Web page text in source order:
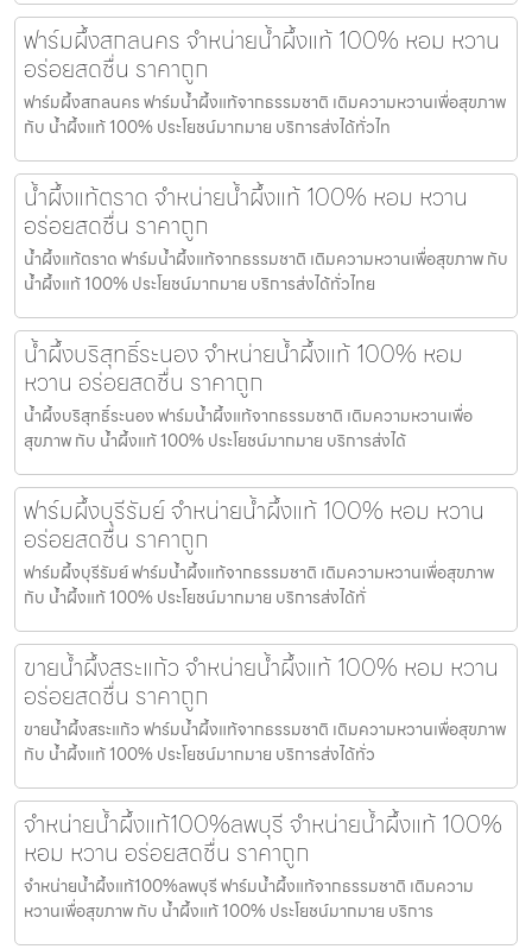
ฟาร์มผึ้งสกลนคร จำหน่ายน้ำผึ้งแท้ 100% หอม หวาน
อร่อยสดชื่น ราคาถูก
ฟาร์มผึ้งสกลนคร ฟาร์มน้ำผึ้งแท้จากธรรมชาติ เติมความหวานเพื่อสุขภาพ
กับ น้ำผึ้งแท้ 100% ประโยชน์มากมาย บริการส่งได้ทั่วไท
น้ำผึ้งแท้ตราด จำหน่ายน้ำผึ้งแท้ 100% หอม หวาน
อร่อยสดชื่น ราคาถูก
น้ำผึ้งแท้ตราด ฟาร์มน้ำผึ้งแท้จากธรรมชาติ เติมความหวานเพื่อสุขภาพ กับ
น้ำผึ้งแท้ 100% ประโยชน์มากมาย บริการส่งได้ทั่วไทย
น้ำผึ้งบริสุทธิ์ระนอง จำหน่ายน้ำผึ้งแท้ 100% หอม
หวาน อร่อยสดชื่น ราคาถูก
น้ำผึ้งบริสุทธิ์ระนอง ฟาร์มน้ำผึ้งแท้จากธรรมชาติ เติมความหวานเพื่อ
สุขภาพ กับ น้ำผึ้งแท้ 100% ประโยชน์มากมาย บริการส่งได้
ฟาร์มผึ้งบุรีรัมย์ จำหน่ายน้ำผึ้งแท้ 100% หอม หวาน
อร่อยสดชื่น ราคาถูก
ฟาร์มผึ้งบุรีรัมย์ ฟาร์มน้ำผึ้งแท้จากธรรมชาติ เติมความหวานเพื่อสุขภาพ
กับ น้ำผึ้งแท้ 100% ประโยชน์มากมาย บริการส่งได้ทั่
ขายน้ำผึ้งสระแก้ว จำหน่ายน้ำผึ้งแท้ 100% หอม หวาน
อร่อยสดชื่น ราคาถูก
ขายน้ำผึ้งสระแก้ว ฟาร์มน้ำผึ้งแท้จากธรรมชาติ เติมความหวานเพื่อสุขภาพ
กับ น้ำผึ้งแท้ 100% ประโยชน์มากมาย บริการส่งได้ทั่ว
จำหน่ายน้ำผึ้งแท้100%ลพบุรี จำหน่ายน้ำผึ้งแท้ 100%
หอม หวาน อร่อยสดชื่น ราคาถูก
จำหน่ายน้ำผึ้งแท้100%ลพบุรี ฟาร์มน้ำผึ้งแท้จากธรรมชาติ เติมความ
หวานเพื่อสุขภาพ กับ น้ำผึ้งแท้ 100% ประโยชน์มากมาย บริการ